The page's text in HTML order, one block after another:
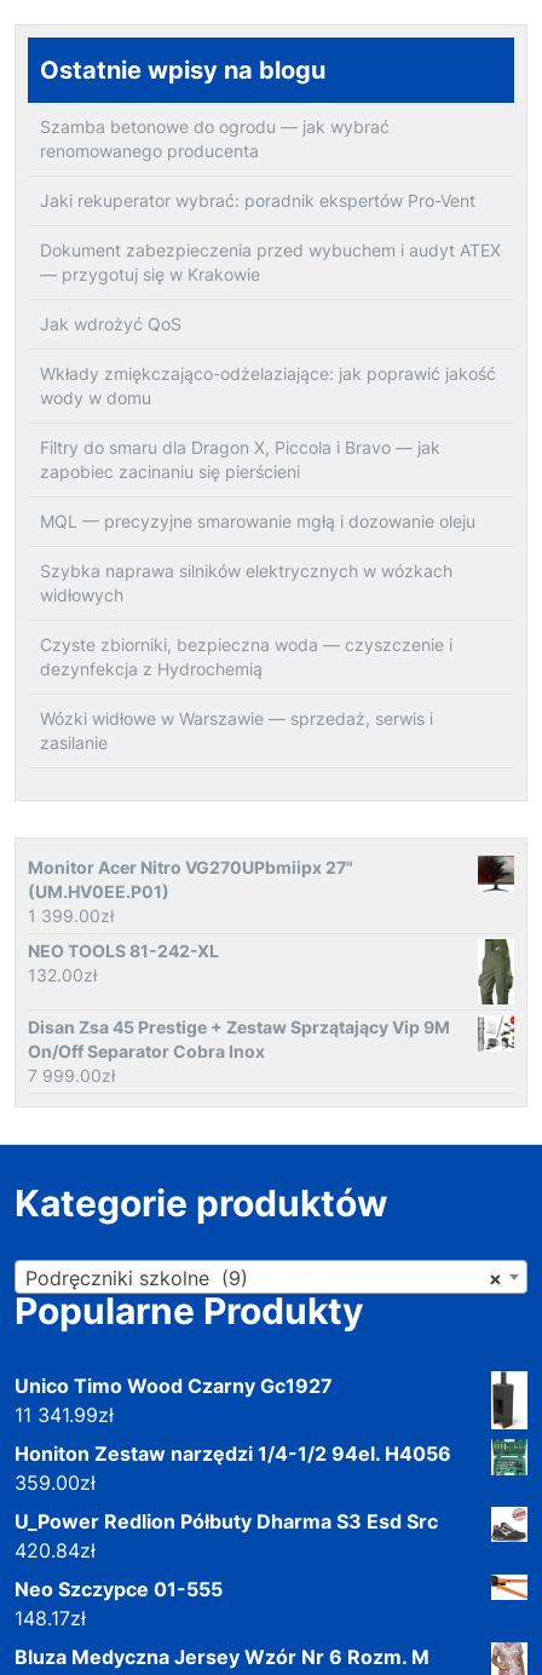
Ostatnie wpisy na blogu
Szamba betonowe do ogrodu — jak wybrać
renomowanego producenta
Jaki rekuperator wybrać: poradnik ekspertów Pro-Vent
Dokument zabezpieczenia przed wybuchem i audyt ATEX
— przygotuj się w Krakowie
Jak wdrożyć QoS
Wkłady zmiękczająco-odżelaziające: jak poprawić jakość
wody w domu
Filtry do smaru dla Dragon X, Piccola i Bravo — jak
zapobiec zacinaniu się pierścieni
MQL — precyzyjne smarowanie mgłą i dozowanie oleju
Szybka naprawa silników elektrycznych w wózkach
widłowych
Czyste zbiorniki, bezpieczna woda — czyszczenie i
dezynfekcja z Hydrochemią
Wózki widłowe w Warszawie — sprzedaż, serwis i
zasilanie
Monitor Acer Nitro VG270UPbmiipx 27"
(UM.HV0EE.P01)
1 399.00zł
NEO TOOLS 81-242-XL
132.00zł
Disan Zsa 45 Prestige + Zestaw Sprzątający Vip 9M
On/Off Separator Cobra Inox
7 999.00zł
Kategorie produktów
×
Podręczniki szkolne (9)
Popularne Produkty
Unico Timo Wood Czarny Gc1927
11 341.99zł
Honiton Zestaw narzędzi 1/4-1/2 94el. H4056
359.00zł
U_Power Redlion Półbuty Dharma S3 Esd Src
420.84zł
Neo Szczypce 01-555
148.17zł
Bluza Medyczna Jersey Wzór Nr 6 Rozm. M